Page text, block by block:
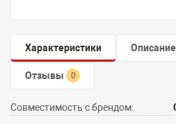
Характеристики Описание
Отзывы 0
Совместимость с брендом: